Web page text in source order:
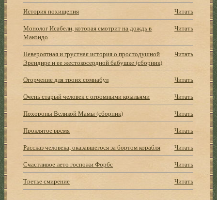
История похищения
Читать
Монолог Исабели, которая смотрит на дождь в
Макондо
Читать
Невероятная и грустная история о простодушной
Эрендире и ее жестокосердной бабушке (сборник)
Читать
Огорчение для троих сомнабул
Читать
Очень старый человек с огромными крыльями
Читать
Похороны Великой Мамы (сборник)
Читать
Проклятое время
Читать
Рассказ человека, оказавшегося за бортом корабля
Читать
Счастливое лето госпожи Форбс
Читать
Третье смирение
Читать